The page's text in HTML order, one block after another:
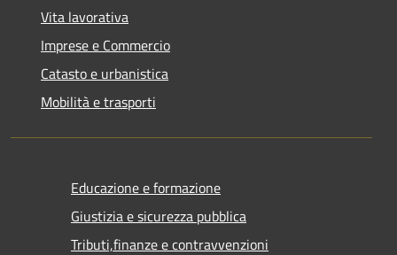
Vita lavorativa
Imprese e Commercio
Catasto e urbanistica
Mobilità e trasporti
Educazione e formazione
Giustizia e sicurezza pubblica
Tributi,finanze e contravvenzioni